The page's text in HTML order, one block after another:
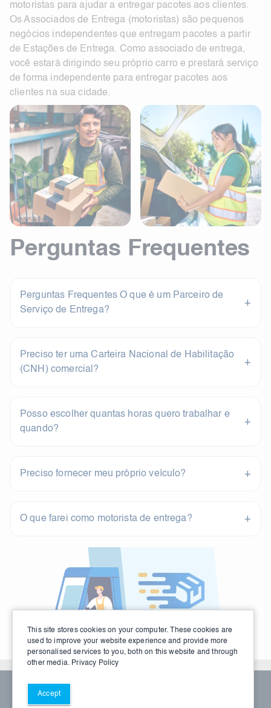
motoristas para ajudar a entregar pacotes aos clientes.
Os Associados de Entrega (motoristas) são pequenos
negócios independentes que entregam pacotes a partir
de Estações de Entrega. Como associado de entrega,
você estará dirigindo seu próprio carro e prestará serviço
de forma independente para entregar pacotes aos
clientes na sua cidade.
Perguntas Frequentes
Perguntas Frequentes O que é um Parceiro de
Serviço de Entrega?
+
Preciso ter uma Carteira Nacional de Habilitação
(CNH) comercial?
+
Posso escolher quantas horas quero trabalhar e
quando?
+
Preciso fornecer meu próprio veículo? +
O que farei como motorista de entrega? +
This site stores cookies on your computer. These cookies are
used to improve your website experience and provide more
personalised services to you, both on this website and through
other media. Privacy Policy
Accept